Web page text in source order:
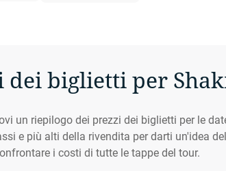
dei biglietti per
un riepilogo dei prezzi dei biglietti per le
e più alti della rivendita per darti un'idea
i costi di tutte le tappe del tour.